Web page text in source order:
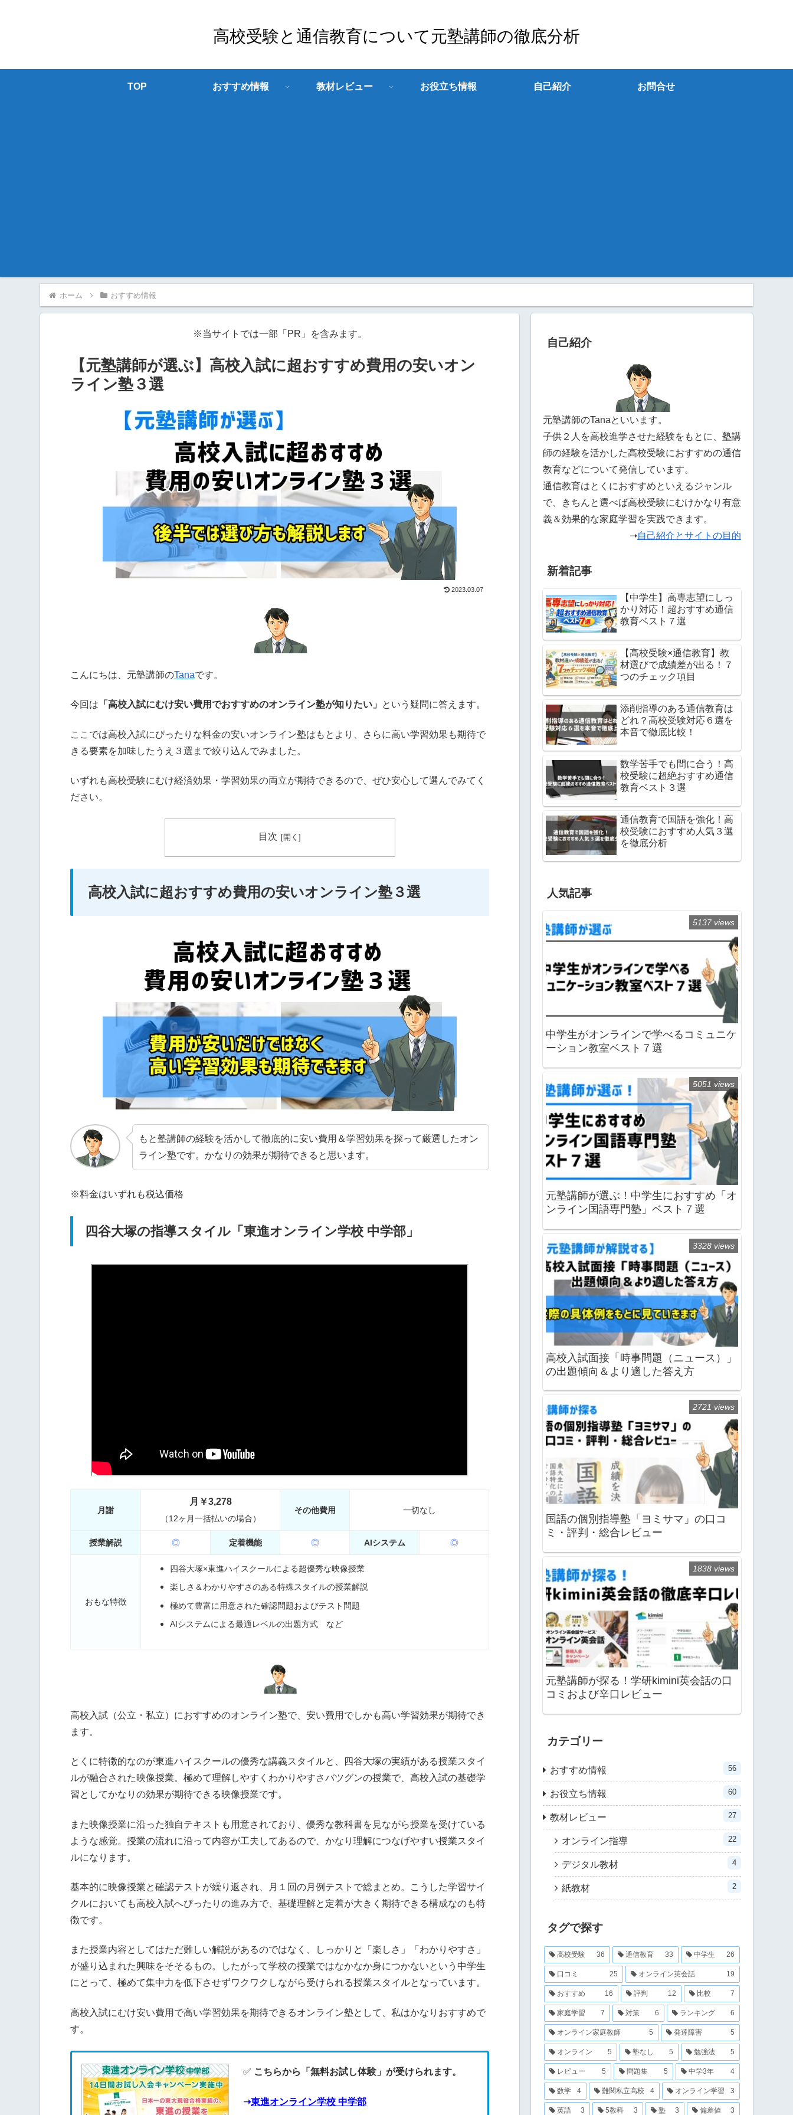
高校受験と通信教育について元塾講師の徹底分析
TOP おすすめ情報 教材レビュー お役立ち情報 自己紹介 お問合せ
ホーム おすすめ情報
※当サイトでは一部「PR」を含みます。
【元塾講師が選ぶ】高校入試に超おすすめ費用の安いオン
ライン塾３選
2023.03.07
こんにちは、元塾講師のTanaです。
今回は 「高校入試にむけ安い費用でおすすめのオンライン塾が知りたい」 という疑問に答えます。
ここでは高校入試にぴったりな料金の安いオンライン塾はもとより、さらに高い学習効果も期待で
きる要素を加味したうえ３選まで絞り込んでみました。
いずれも高校受験にむけ経済効果・学習効果の両立が期待できるので、ぜひ安心して選んでみてく
ださい。
目次
高校入試に超おすすめ費用の安いオンライン塾３選
もと塾講師の経験を活かして徹底的に安い費用＆学習効果を探って厳選したオン
ライン塾です。かなりの効果が期待できると思います。
※料金はいずれも税込価格
四谷大塚の指導スタイル「東進オンライン学校 中学部」
月謝
月￥3,278
（12ヶ月一括払いの場合）
その他費用 一切なし
授業解説 ◎ 定着機能 ◎ AIシステム ◎
おもな特徴
四谷大塚×東進ハイスクールによる超優秀な映像授業
楽しさ＆わかりやすさのある特殊スタイルの授業解説
極めて豊富に用意された確認問題およびテスト問題
AIシステムによる最適レベルの出題方式 など
高校入試（公立・私立）におすすめのオンライン塾で、安い費用でしかも高い学習効果が期待でき
ます。
とくに特徴的なのが東進ハイスクールの優秀な講義スタイルと、四谷大塚の実績がある授業スタイ
ルが融合された映像授業。極めて理解しやすくわかりやすさバツグンの授業で、高校入試の基礎学
習としてかなりの効果が期待できる映像授業です。
また映像授業に沿った独自テキストも用意されており、優秀な教科書を見ながら授業を受けている
ような感覚。授業の流れに沿って内容が工夫してあるので、かなり理解につなげやすい授業スタイ
ルになります。
基本的に映像授業と確認テストが繰り返され、月１回の月例テストで総まとめ。こうした学習サイ
クルにおいても高校入試へぴったりの進み方で、基礎理解と定着が大きく期待できる構成なのも特
徴です。
また授業内容としてはただ難しい解説があるのではなく、しっかりと「楽しさ」「わかりやすさ」
が盛り込まれた興味をそそるもの。したがって学校の授業ではなかなか身につかないという中学生
にとって、極めて集中力を低下させずワクワクしながら受けられる授業スタイルとなっています。
高校入試にむけ安い費用で高い学習効果を期待できるオンライン塾として、私はかなりおすすめで
す。
✅ こちらから「無料お試し体験」が受けられます。
➝東進オンライン学校 中学部
自己紹介
元塾講師のTanaといいます。
子供２人を高校進学させた経験をもとに、塾講
師の経験を活かした高校受験におすすめの通信
教育などについて発信しています。
通信教育はとくにおすすめといえるジャンル
で、きちんと選べば高校受験にむけかなり有意
義＆効果的な家庭学習を実践できます。
➝自己紹介とサイトの目的
新着記事
【中学生】高専志望にしっ
かり対応！超おすすめ通信
教育ベスト７選
【高校受験×通信教育】教
材選びで成績差が出る！７
つのチェック項目
添削指導のある通信教育は
どれ？高校受験対応６選を
本音で徹底比較！
数学苦手でも間に合う！高
校受験に超絶おすすめ通信
教育ベスト３選
通信教育で国語を強化！高
校受験におすすめ人気３選
を徹底分析
人気記事
中学生がオンラインで学べるコミュニケ
ーション教室ベスト７選
5137 views
元塾講師が選ぶ！中学生におすすめ「オ
ンライン国語専門塾」ベスト７選
5051 views
高校入試面接「時事問題（ニュース）」
の出題傾向＆より適した答え方
3328 views
国語の個別指導塾「ヨミサマ」の口コ
ミ・評判・総合レビュー
2721 views
元塾講師が探る！学研kimini英会話の口
コミおよび辛口レビュー
1838 views
カテゴリー
おすすめ情報 56
お役立ち情報 60
教材レビュー 27
オンライン指導 22
デジタル教材 4
紙教材 2
タグで探す
高校受験 36 通信教育 33 中学生 26
口コミ 25 オンライン英会話 19
おすすめ 16 評判 12 比較 7
家庭学習 7 対策 6 ランキング 6
オンライン家庭教師 5 発達障害 5
オンライン 5 塾なし 5 勉強法 5
レビュー 5 問題集 5 中学3年 4
数学 4 難関私立高校 4 オンライン学習 3
英語 3 5教科 3 塾 3 偏差値 3